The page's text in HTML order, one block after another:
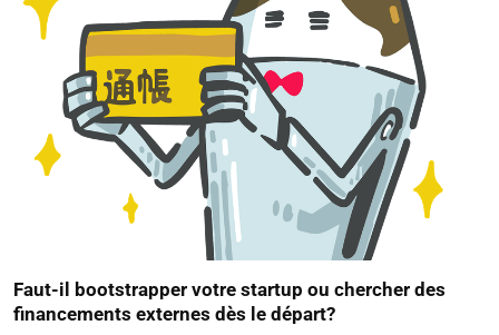
Faut-il bootstrapper votre startup ou chercher des
financements externes dès le départ?